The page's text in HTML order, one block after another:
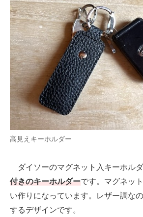
高見えキーホルダー
ダイソーのマグネット入キーホルダ
付きのキーホルダーです。マグネッ
い作りになっています。レザー調な
するデザインです。